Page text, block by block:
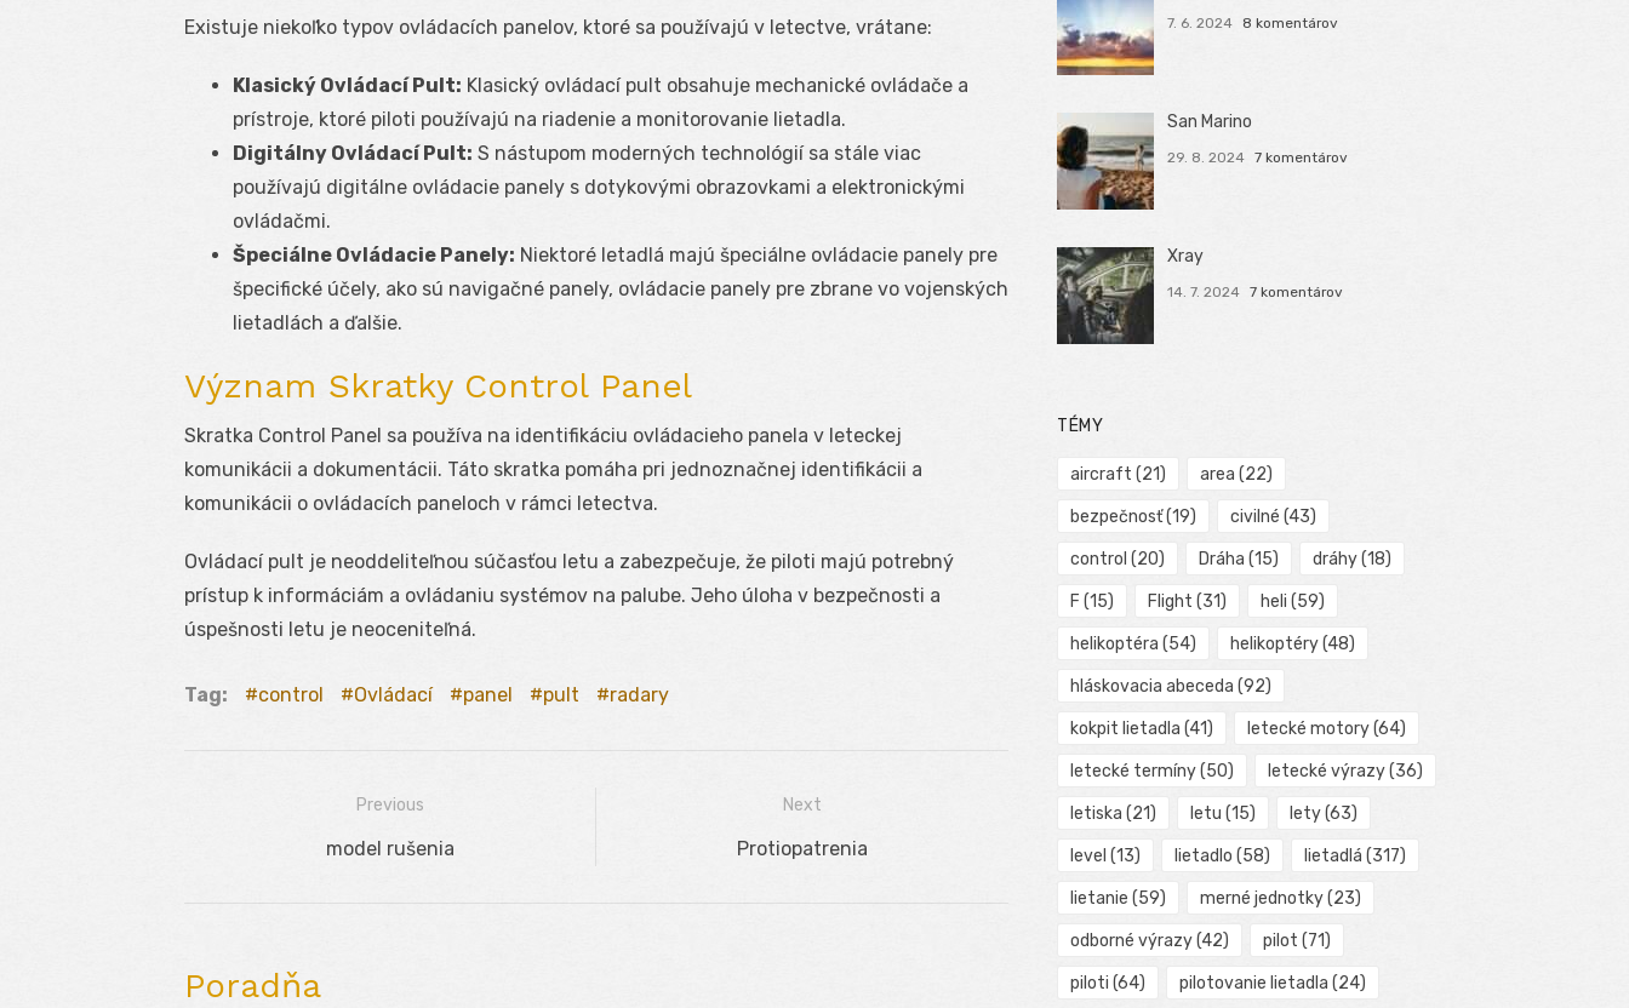
Existuje niekoľko typov ovládacích panelov, ktoré sa používajú v letectve, vrátane:
Klasický Ovládací Pult: Klasický ovládací pult obsahuje mechanické ovládače a
prístroje, ktoré piloti používajú na riadenie a monitorovanie lietadla.
Digitálny Ovládací Pult: S nástupom moderných technológií sa stále viac
používajú digitálne ovládacie panely s dotykovými obrazovkami a elektronickými
ovládačmi.
Špeciálne Ovládacie Panely: Niektoré letadlá majú špeciálne ovládacie panely pre
špecifické účely, ako sú navigačné panely, ovládacie panely pre zbrane vo vojenských
lietadlách a ďalšie.
Význam Skratky Control Panel
Skratka Control Panel sa používa na identifikáciu ovládacieho panela v leteckej
komunikácii a dokumentácii. Táto skratka pomáha pri jednoznačnej identifikácii a
komunikácii o ovládacích paneloch v rámci letectva.
Ovládací pult je neoddeliteľnou súčasťou letu a zabezpečuje, že piloti majú potrebný
prístup k informáciám a ovládaniu systémov na palube. Jeho úloha v bezpečnosti a
úspešnosti letu je neoceniteľná.
Tag: control Ovládací panel pult radary
Previous
Previous
model rušenia
Next
Next
Protiopatrenia
Poradňa
7. 6. 2024 8 komentárov
San Marino
29. 8. 2024 7 komentárov
Xray
14. 7. 2024 7 komentárov
TÉMY
aircraft (21) area (22)
bezpečnosť(19) civilné (43)
control (20) Dráha (15) dráhy(18)
F (15) Flight (31) heli (59)
helikoptéra (54) helikoptéry(48)
hláskovacia abeceda (92)
kokpit lietadla (41) letecké motory(64)
letecké termíny(50) letecké výrazy(36)
letiska (21) letu (15) lety(63)
level (13) lietadlo (58) lietadlá (317)
lietanie (59) merné jednotky(23)
odborné výrazy(42) pilot (71)
piloti (64) pilotovanie lietadla (24)